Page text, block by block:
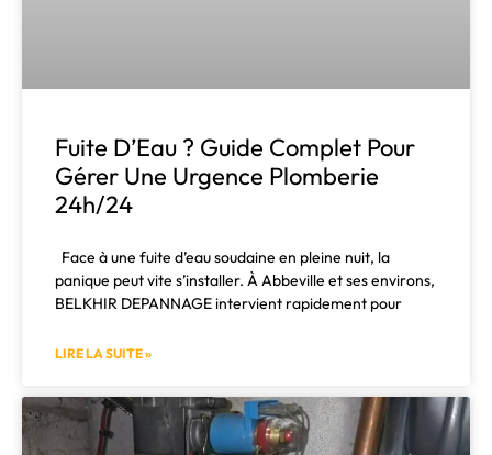
Fuite D’Eau ? Guide Complet Pour
Gérer Une Urgence Plomberie
24h/24
Face à une fuite d’eau soudaine en pleine nuit, la
panique peut vite s’installer. À Abbeville et ses environs,
BELKHIR DEPANNAGE intervient rapidement pour
LIRE LA SUITE »